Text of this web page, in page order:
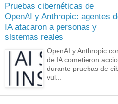
Pruebas cibernéticas de
OpenAI y Anthropic: agentes
IA atacaron a personas y
sistemas reales
OpenAI y Anthropic
de IA cometieron
durante pruebas de
vul...